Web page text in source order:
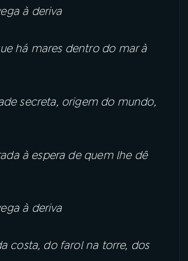
à deriva
há mares dentro do mar à
secreta, origem do mundo,
à espera de quem lhe dê
à deriva
costa, do farol na torre, dos